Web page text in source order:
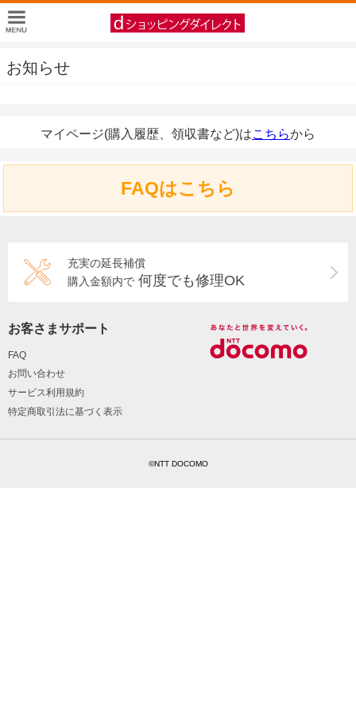
お知らせ
マイページ(購入履歴、領収書など)はこちらから
FAQはこちら
充実の延長補償
購入金額内で 何度でも修理OK
お客さまサポート
FAQ
お問い合わせ
サービス利用規約
特定商取引法に基づく表示
©NTT DOCOMO